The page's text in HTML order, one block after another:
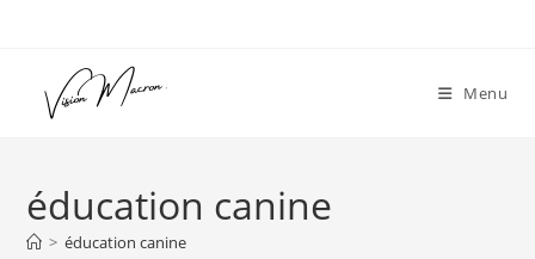
Menu
éducation canine
> éducation canine